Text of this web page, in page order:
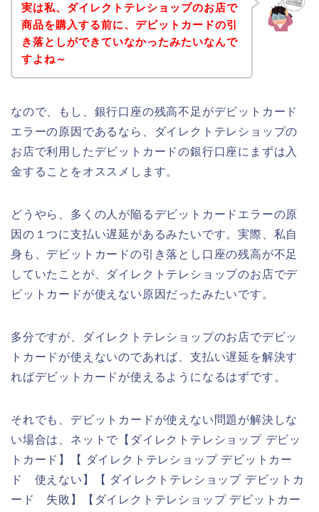
実は私、ダイレクトテレショップのお店で
商品を購入する前に、デビットカードの引
き落としができていなかったみたいなんで
すよね～
なので、もし、銀行口座の残高不足がデビットカード
エラーの原因であるなら、ダイレクトテレショップの
お店で利用したデビットカードの銀行口座にまずは入
金することをオススメします。
どうやら、多くの人が陥るデビットカードエラーの原
因の１つに支払い遅延があるみたいです。実際、私自
身も、デビットカードの引き落とし口座の残高が不足
していたことが、ダイレクトテレショップのお店でデ
ビットカードが使えない原因だったみたいです。
多分ですが、ダイレクトテレショップのお店でデビッ
トカードが使えないのであれば、支払い遅延を解決す
ればデビットカードが使えるようになるはずです。
それでも、デビットカードが使えない問題が解決しな
い場合は、ネットで【ダイレクトテレショップ デビッ
トカード】【 ダイレクトテレショップ デビットカー
ド 使えない】【 ダイレクトテレショップ デビットカ
ード 失敗】【ダイレクトテレショップ デビットカー